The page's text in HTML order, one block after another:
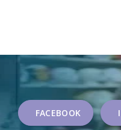
FACEBOOK